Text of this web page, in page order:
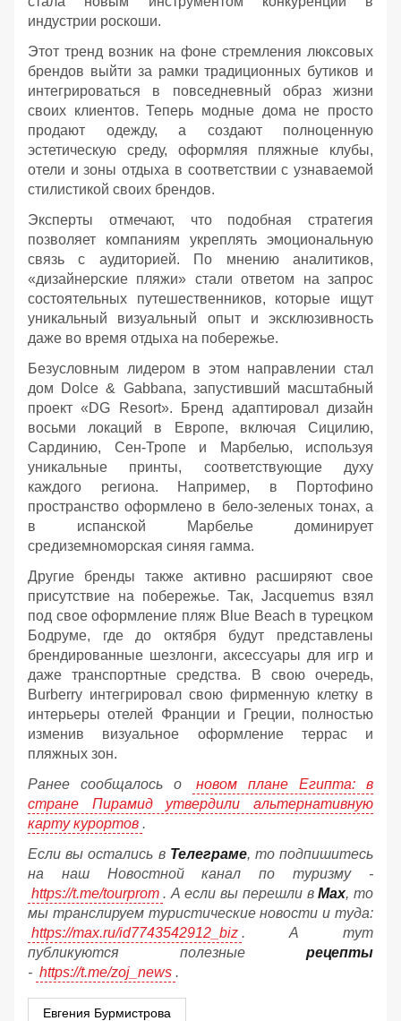
индустрии роскоши.
Этот тренд возник на фоне стремления люксовых
брендов выйти за рамки традиционных бутиков и
интегрироваться в повседневный образ жизни
своих клиентов. Теперь модные дома не просто
продают одежду, а создают полноценную
эстетическую среду, оформляя пляжные клубы,
отели и зоны отдыха в соответствии с узнаваемой
стилистикой своих брендов.
Эксперты отмечают, что подобная стратегия
позволяет компаниям укреплять эмоциональную
связь с аудиторией. По мнению аналитиков,
«дизайнерские пляжи» стали ответом на запрос
состоятельных путешественников, которые ищут
уникальный визуальный опыт и эксклюзивность
даже во время отдыха на побережье.
Безусловным лидером в этом направлении стал
дом Dolce & Gabbana, запустивший масштабный
проект «DG Resort». Бренд адаптировал дизайн
восьми локаций в Европе, включая Сицилию,
Сардинию, Сен-Тропе и Марбелью, используя
уникальные принты, соответствующие духу
каждого региона. Например, в Портофино
пространство оформлено в бело-зеленых тонах, а
в испанской Марбелье доминирует
средиземноморская синяя гамма.
Другие бренды также активно расширяют свое
присутствие на побережье. Так, Jacquemus взял
под свое оформление пляж Blue Beach в турецком
Бодруме, где до октября будут представлены
брендированные шезлонги, аксессуары для игр и
даже транспортные средства. В свою очередь,
Burberry интегрировал свою фирменную клетку в
интерьеры отелей Франции и Греции, полностью
изменив визуальное оформление террас и
пляжных зон.
Ранее сообщалось о
новом плане Египта: в
стране Пирамид утвердили альтернативную
карту курортов .
Если вы остались в Телеграме, то подпишитесь
на наш Новостной канал по туризму -
https://t.me/tourprom . А если вы перешли вМах, то
мы транслируем туристические новости и туда:
https://max.ru/id7743542912_biz . А тут
публикуются полезные рецепты
- https://t.me/zoj_news .
Евгения Бурмистрова